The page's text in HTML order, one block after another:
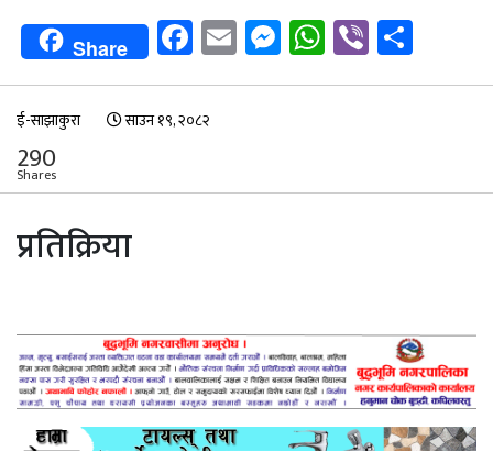
Share Facebook
EmailMessenger
WhatsApp
Viber
ई-साझाकुरा साउन १९, २०८२
290
Shares
प्रतिक्रिया